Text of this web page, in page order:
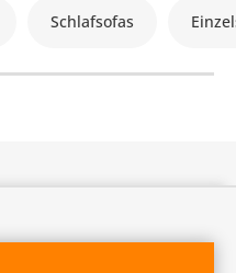
Schlafsofas